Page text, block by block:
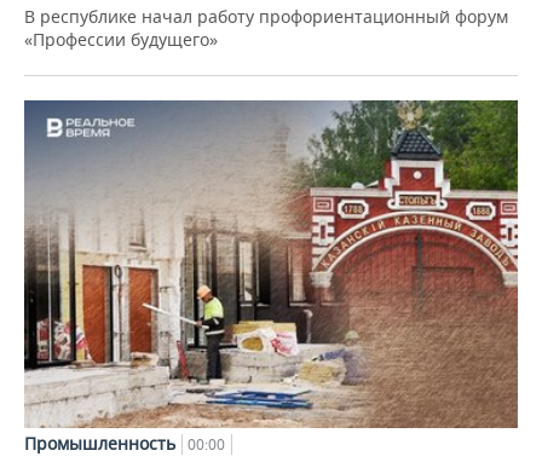
В республике начал работу профориентационный форум
«Профессии будущего»
Промышленность 00:00